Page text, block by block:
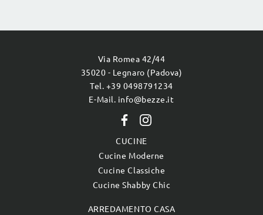
Via Romea 42/44
35020 - Legnaro (Padova)
Tel. +39 0498791234
E-Mail. info@bezze.it
CUCINE
Cucine Moderne
Cucine Classiche
Cucine Shabby Chic
ARREDAMENTO CASA